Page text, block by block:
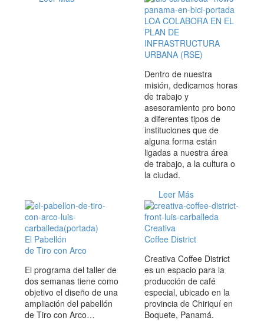
LOA COLABORA EN EL
PLAN DE
INFRASTRUCTURA
URBANA (RSE)
Dentro de nuestra
misión, dedicamos horas
de trabajo y
asesoramiento pro bono
a diferentes tipos de
instituciones que de
alguna forma están
ligadas a nuestra área
de trabajo, a la cultura o
la ciudad.
Leer Más
El Pabellón
de Tiro con Arco
El programa del taller de
dos semanas tiene como
objetivo el diseño de una
ampliación del pabellón
de Tiro con Arco…
Creativa
Coffee District
Creativa Coffee District
es un espacio para la
producción de café
especial, ubicado en la
provincia de Chiriquí en
Boquete, Panamá.